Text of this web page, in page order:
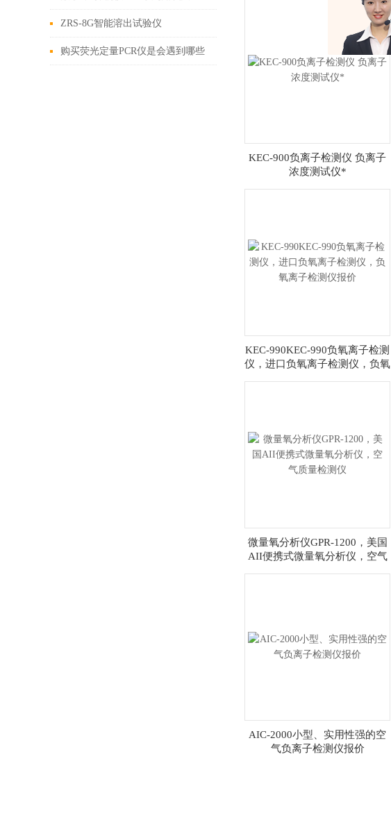
ZRS-8G智能溶出试验仪
购买荧光定量PCR仪是会遇到哪些
KEC-900负离子检测仪 负离子
浓度测试仪*
KEC-990KEC-990负氧离子检测
仪，进口负氧离子检测仪，负氧
微量氧分析仪GPR-1200，美国
AII便携式微量氧分析仪，空气
AIC-2000小型、实用性强的空
气负离子检测仪报价